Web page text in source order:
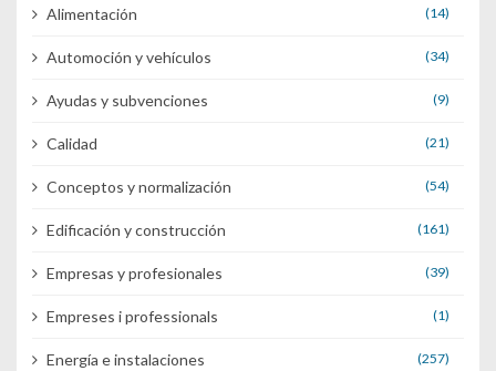
Alimentación (14)
Automoción y vehículos (34)
Ayudas y subvenciones (9)
Calidad (21)
Conceptos y normalización (54)
Edificación y construcción (161)
Empresas y profesionales (39)
Empreses i professionals (1)
Energía e instalaciones (257)